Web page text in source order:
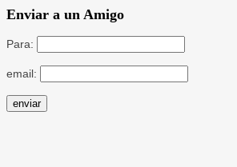
Enviar a un Amigo
Para:
email: